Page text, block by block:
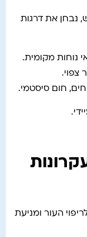
נבחן את דרגות
נוחות מקומית.
צפוי.
חום סיסטמי.
העור ומניעת